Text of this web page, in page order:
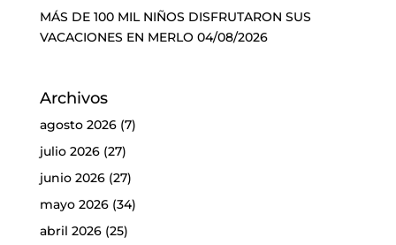
MÁS DE 100 MIL NIÑOS DISFRUTARON SUS
VACACIONES EN MERLO 04/08/2026
Archivos
agosto 2026(7)
julio 2026(27)
junio 2026(27)
mayo 2026(34)
abril 2026(25)